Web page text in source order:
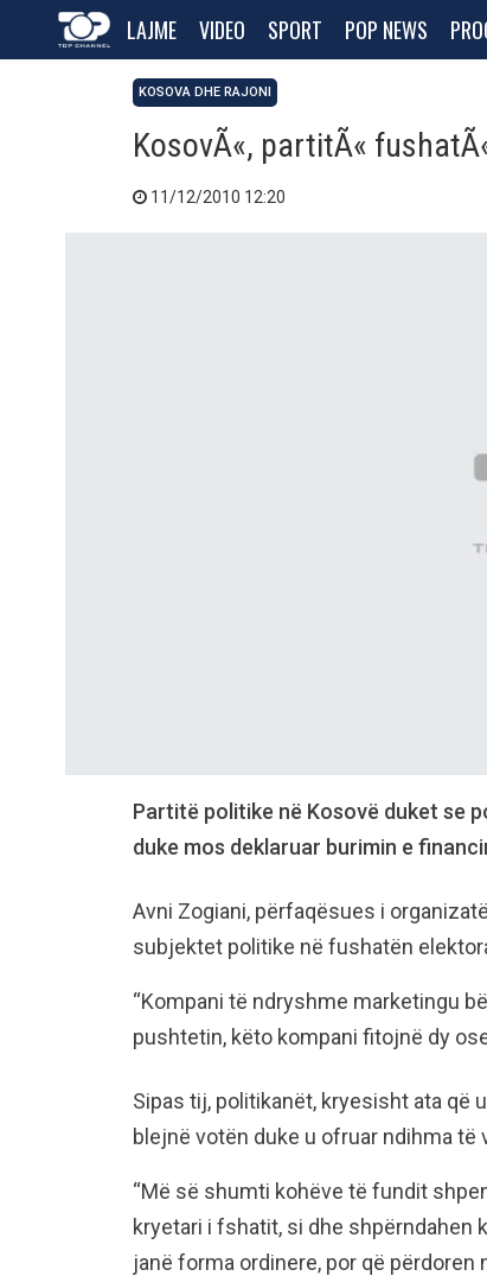
LAJME VIDEO SPORT POP NEWS
KOSOVA DHE RAJONI
KosovÃ«, partitÃ«
11/12/2010 12:20
Partitë politike në Kosovë duket se
duke mos deklaruar burimin e
Avni Zogiani, përfaqësues i
subjektet politike në fushatën
“Kompani të ndryshme marketingu
pushtetin, këto kompani fitojnë dy
Sipas tij, politikanët, kryesisht ata që
blejnë votën duke u ofruar ndihma të
“Më së shumti kohëve të fundit
kryetari i fshatit, si dhe shpërndahen
janë forma ordinere, por që përdoren